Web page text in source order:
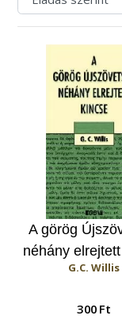
A görög
néhány
G.C. Willis
300 Ft